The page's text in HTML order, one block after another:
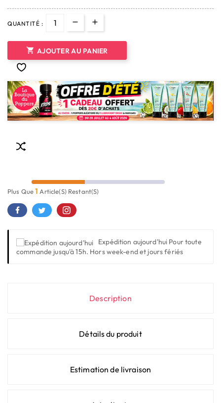
QUANTITÉ :
 AJOUTER AU PANIER
Plus Que1 Article(s) Restant(s)
Expédition aujourd'hui Pour toute
commande jusqu'à 15h. Hors week-end et jours fériés
Description
Détails du produit
Estimation de livraison